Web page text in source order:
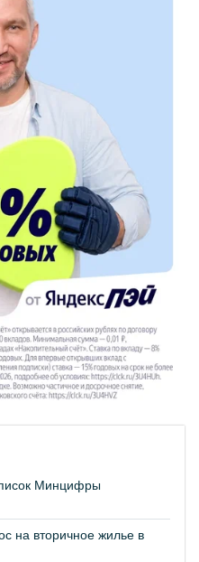
Минцифры
на вторичное жилье в